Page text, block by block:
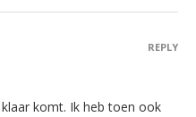
komt. Ik heb toen ook
REPLY